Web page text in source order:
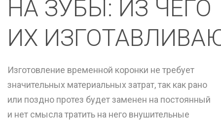
НА ЗУБЫ: ИЗ ЧЕГО
ИХ
Изготовление временной коронки не требует
значительных материальных затрат, так как рано
или поздно протез будет заменен на постоянный
и нет смысла тратить на него внушительные